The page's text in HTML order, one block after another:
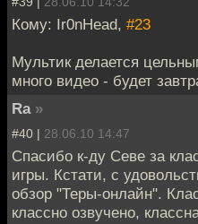
Кому: Ir0nHead, #23
Мультик делается
много видео - будет
Ra »
#40 | 28.06.10 14:47
Спасибо к-ду Севе за
игры. Кстати, с
обзор "Теры-онлайн".
классно озвучено,